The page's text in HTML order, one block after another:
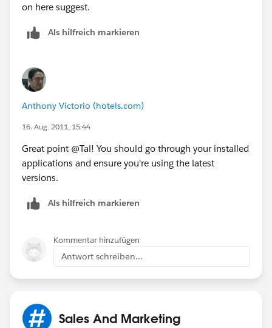
on here suggest.
Als hilfreich markieren
Anthony Victorio (hotels.com)
16. Aug. 2011, 15:44
Great point @Tal! You should go through your installed
applications and ensure you're using the latest
versions.
Als hilfreich markieren
Kommentar hinzufügen
Antwort schreiben...
Sales And Marketing